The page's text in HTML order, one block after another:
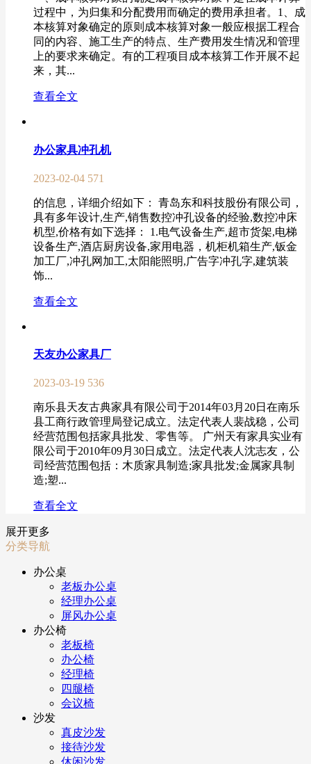
过程中，为归集和分配费用而确定的费用承担者。1、成
本核算对象确定的原则成本核算对象一般应根据工程合
同的内容、施工生产的特点、生产费用发生情况和管理
上的要求来确定。有的工程项目成本核算工作开展不起
来，其...
查看全文
办公家具冲孔机
2023-02-04 571
的信息，详细介绍如下： 青岛东和科技股份有限公司，
具有多年设计,生产,销售数控冲孔设备的经验,数控冲床
机型,价格有如下选择： 1.电气设备生产,超市货架,电梯
设备生产,酒店厨房设备,家用电器，机柜机箱生产,钣金
加工厂,冲孔网加工,太阳能照明,广告字冲孔字,建筑装
饰...
查看全文
天友办公家具厂
2023-03-19 536
南乐县天友古典家具有限公司于2014年03月20日在南乐
县工商行政管理局登记成立。法定代表人裴战稳，公司
经营范围包括家具批发、零售等。 广州天有家具实业有
限公司于2010年09月30日成立。法定代表人沈志友，公
司经营范围包括：木质家具制造;家具批发;金属家具制
造;塑...
查看全文
展开更多
分类导航
办公桌
老板办公桌
经理办公桌
屏风办公桌
办公椅
老板椅
办公椅
经理椅
四腿椅
会议椅
沙发
真皮沙发
接待沙发